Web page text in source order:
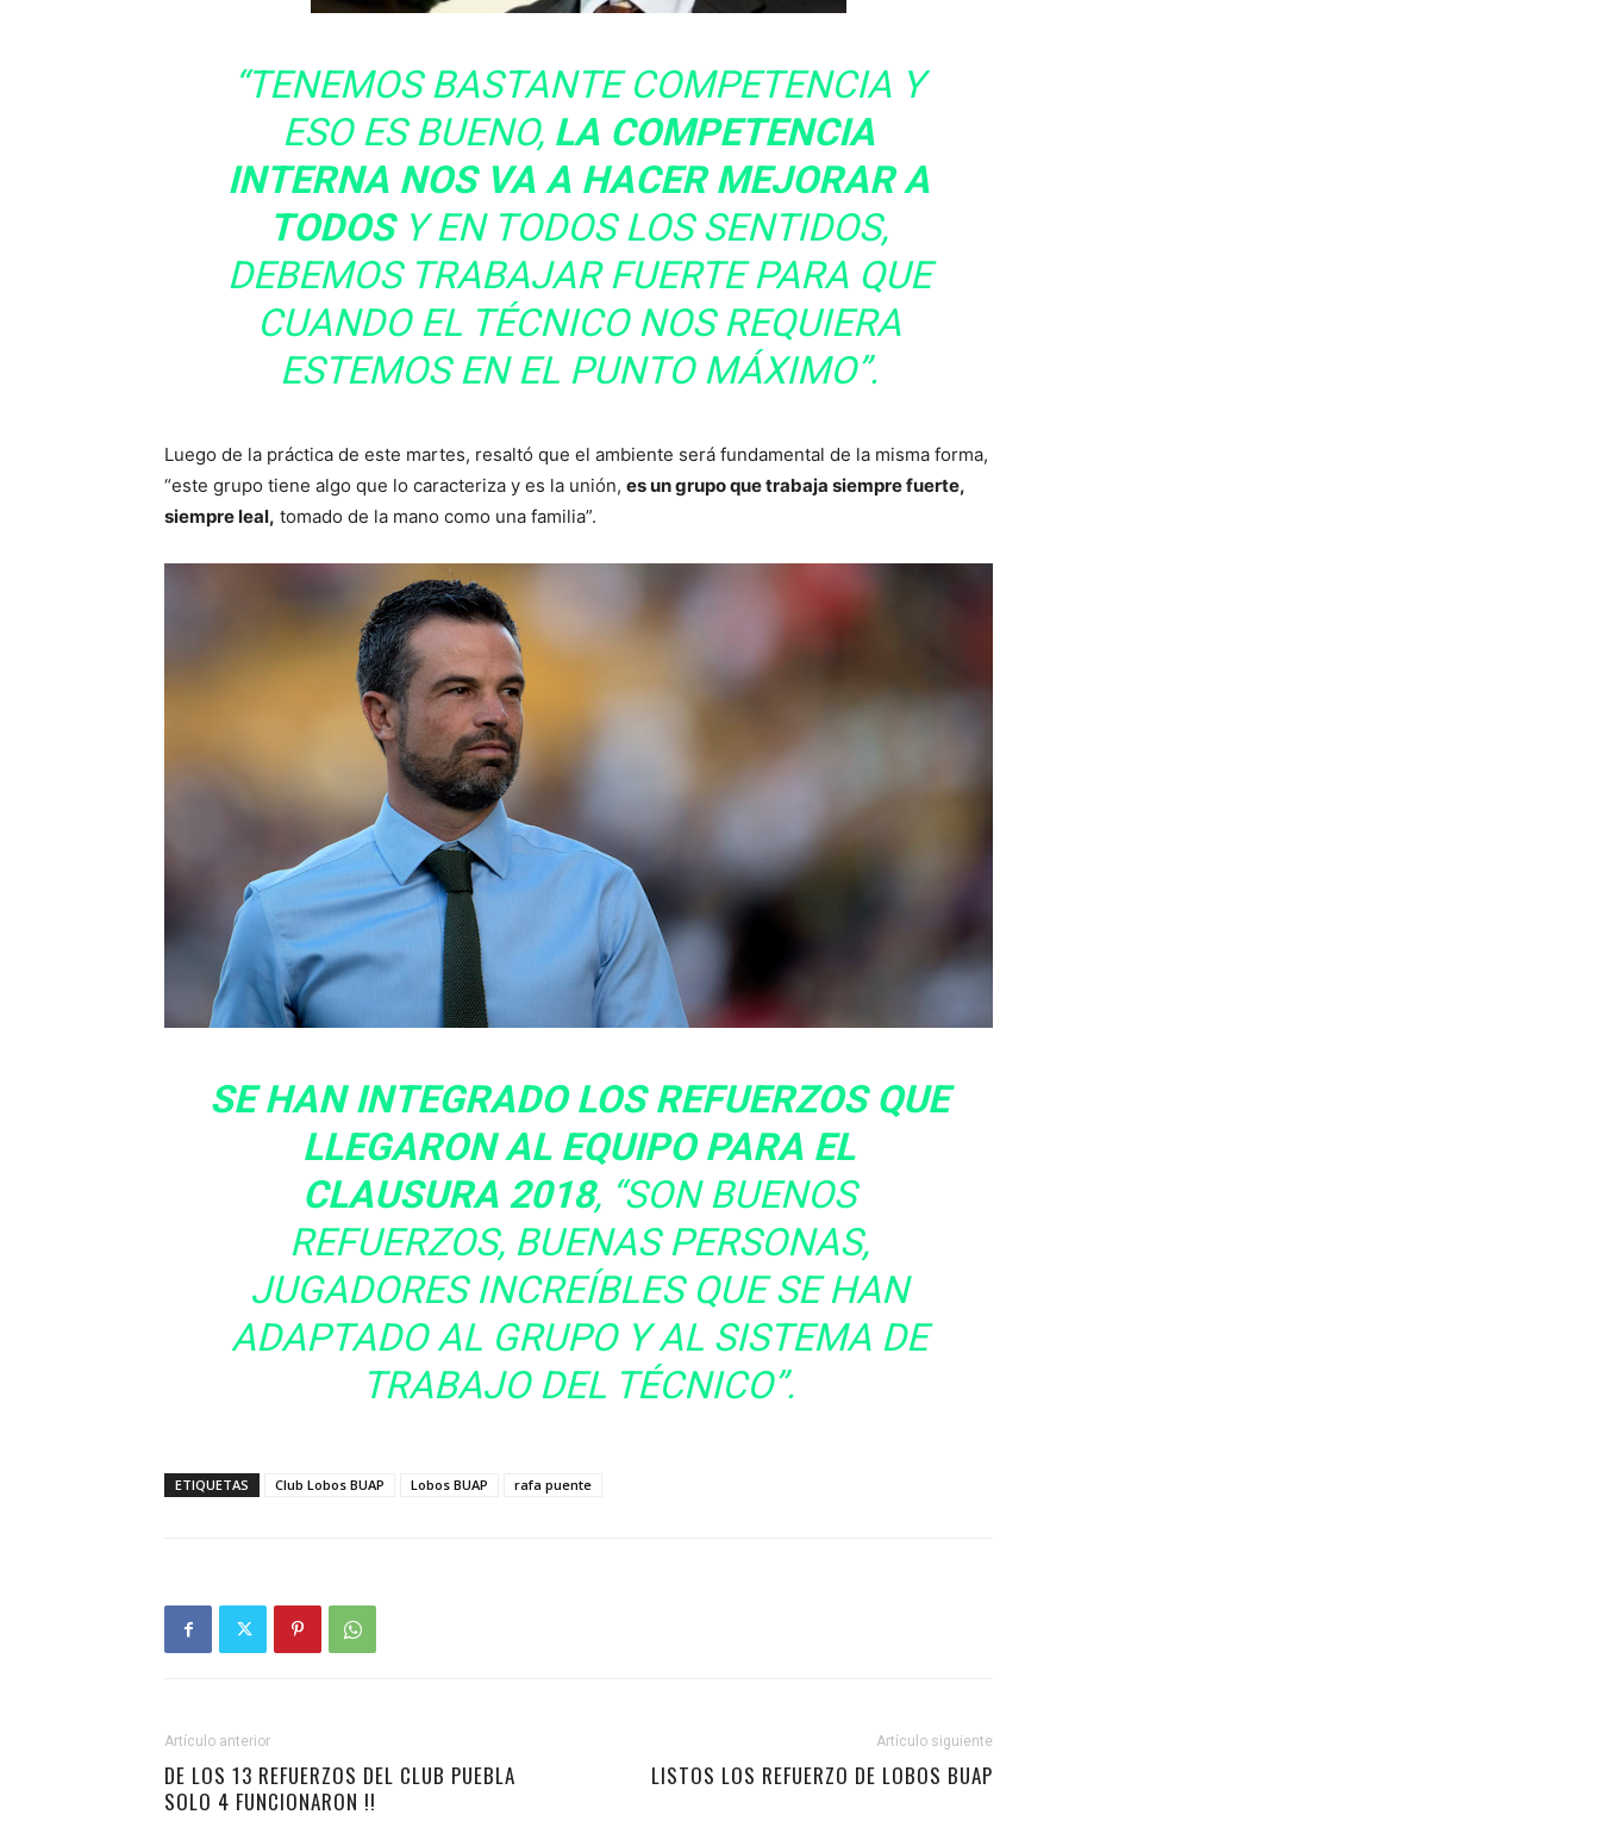
“TENEMOS BASTANTE COMPETENCIA Y
ESO ES BUENO, LA COMPETENCIA
INTERNA NOS VA A HACER MEJORAR A
TODOSY EN TODOS LOS SENTIDOS,
DEBEMOS TRABAJAR FUERTE PARA QUE
CUANDO EL TÉCNICO NOS REQUIERA
ESTEMOS EN EL PUNTO MÁXIMO”.
Luego de la práctica de este martes, resaltó que el ambiente será fundamental de la misma forma,
“este grupo tiene algo que lo caracteriza y es la unión, es un grupo que trabaja siempre fuerte,
siempre leal, tomado de la mano como una familia”.
SE HAN INTEGRADO LOS REFUERZOS QUE
LLEGARON AL EQUIPO PARA EL
CLAUSURA 2018, “SON BUENOS
REFUERZOS, BUENAS PERSONAS,
JUGADORES INCREÍBLES QUE SE HAN
ADAPTADO AL GRUPO Y AL SISTEMA DE
TRABAJO DEL TÉCNICO”.
ETIQUETAS Club Lobos BUAP Lobos BUAP rafa puente
Artículo anterior
DE LOS 13 REFUERZOS DEL CLUB PUEBLA
SOLO 4 FUNCIONARON !!
Artículo siguiente
LISTOS LOS REFUERZO DE LOBOS BUAP